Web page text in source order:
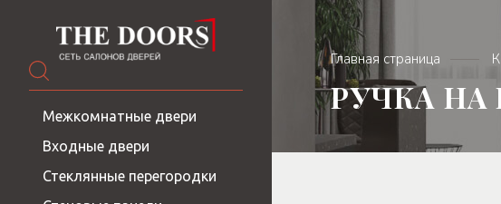
Межкомнатные двери
Входные двери
Стеклянные перегородки
Главная страница
РУЧКА НА